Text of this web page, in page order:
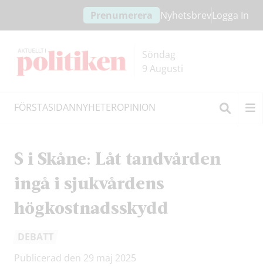
innehållet
headern
Prenumerera NyhetsbrevLogga In
Söndag
9 Augusti
FÖRSTASIDANNYHETEROPINION
S i Skåne: Låt tandvården
ingå i sjukvårdens
högkostnadsskydd
DEBATT
Publicerad den 29 maj 2025